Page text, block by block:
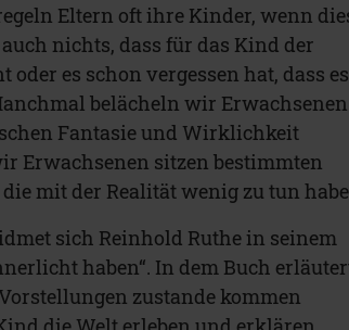
Eltern oft ihre Kinder, wenn
nichts, dass für das Kind der
es schon vergessen hat, dass es
belächeln wir Erwachsenen
Fantasie und Wirklichkeit
Erwachsenen sitzen bestimmten
mit der Realität wenig zu tun
sich Reinhold Ruthe in seinem
haben“. In dem Buch
zustande kommen